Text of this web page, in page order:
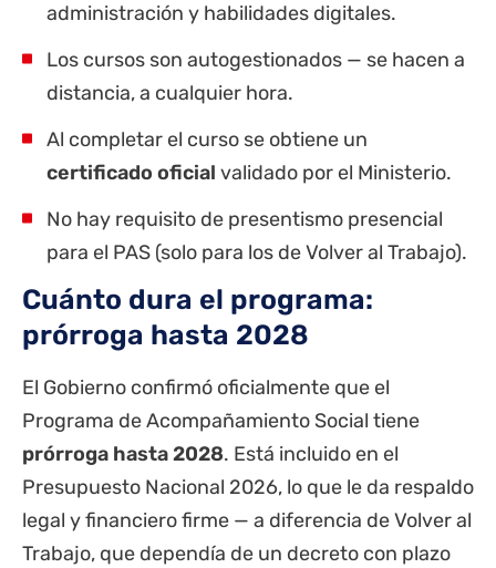
administración y habilidades digitales.
Los cursos son autogestionados — se hacen a
distancia, a cualquier hora.
Al completar el curso se obtiene un
certificado oficial validado por el Ministerio.
No hay requisito de presentismo presencial
para el PAS (solo para los de Volver al Trabajo).
Cuánto dura el programa:
prórroga hasta 2028
El Gobierno confirmó oficialmente que el
Programa de Acompañamiento Social tiene
prórroga hasta 2028. Está incluido en el
Presupuesto Nacional 2026, lo que le da respaldo
legal y financiero firme — a diferencia de Volver al
Trabajo, que dependía de un decreto con plazo